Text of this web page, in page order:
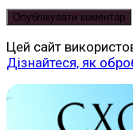
Цей сайт
Дізнайтеся, як